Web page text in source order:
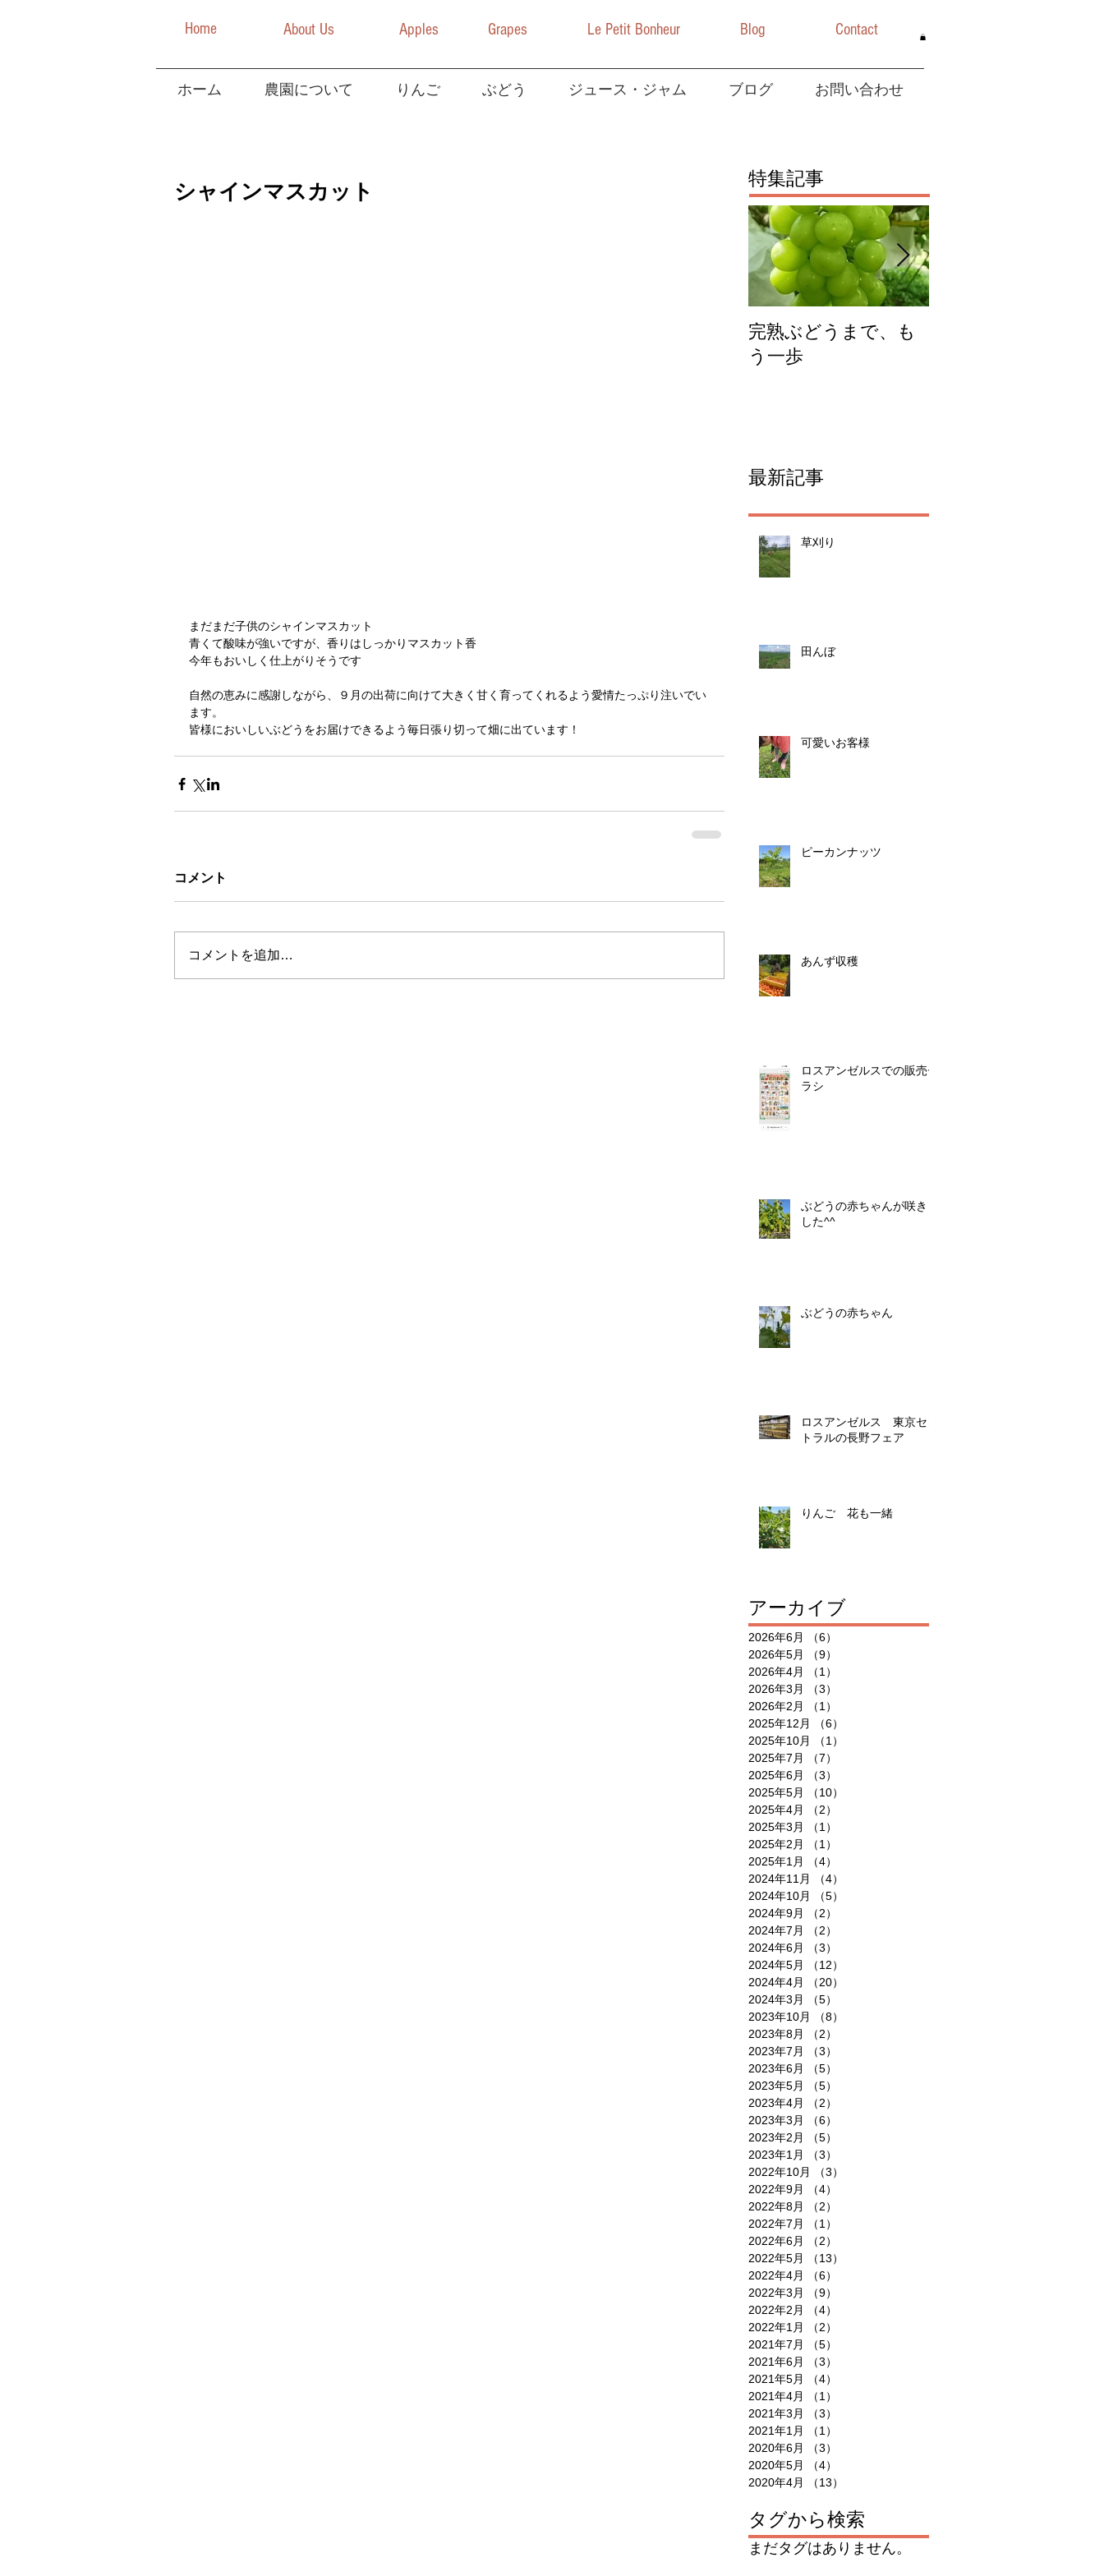
Home About Us Apples Grapes Le Petit Bonheur Blog Contact
ホーム 農園について りんご ぶどう ジュース・ジャム ブログ お問い合わせ
シャインマスカット
まだまだ子供のシャインマスカット
青くて酸味が強いですが、香りはしっかりマスカット香
今年もおいしく仕上がりそうです
自然の恵みに感謝しながら、９月の出荷に向けて大きく甘く育ってくれるよう愛情たっぷり注いでい
ます。
皆様においしいぶどうをお届けできるよう毎日張り切って畑に出ています！
コメント
コメントを追加…
特集記事
完熟ぶどうまで、も
う一歩
最新記事
草刈り
田んぼ
可愛いお客様
ピーカンナッツ
あんず収穫
ロスアンゼルスでの販売チ
ラシ
ぶどうの赤ちゃんが咲きま
した^^
ぶどうの赤ちゃん
ロスアンゼルス 東京セン
トラルの長野フェア
りんご 花も一緒
アーカイブ
2026年6月 （6）
2026年5月
（9）
2026年4月
（1）
2026年3月
（3）
2026年2月
（1）
2025年12月
（6）
2025年10月
（1）
2025年7月
（7）
2025年6月
（3）
2025年5月
（10）
2025年4月
（2）
2025年3月
（1）
2025年2月
（1）
2025年1月
（4）
2024年11月
（4）
2024年10月
（5）
2024年9月
（2）
2024年7月
（2）
2024年6月
（3）
2024年5月
（12）
2024年4月
（20）
2024年3月
（5）
2023年10月
（8）
2023年8月
（2）
2023年7月
（3）
2023年6月
（5）
2023年5月
（5）
2023年4月
（2）
2023年3月
（6）
2023年2月
（5）
2023年1月
（3）
2022年10月
（3）
2022年9月
（4）
2022年8月
（2）
2022年7月
（1）
2022年6月
（2）
2022年5月
（13）
2022年4月
（6）
2022年3月
（9）
2022年2月
（4）
2022年1月
（2）
2021年7月
（5）
2021年6月
（3）
2021年5月
（4）
2021年4月
（1）
2021年3月
（3）
2021年1月
（1）
2020年6月
（3）
2020年5月
（4）
2020年4月
（13）
タグから検索
まだタグはありません。